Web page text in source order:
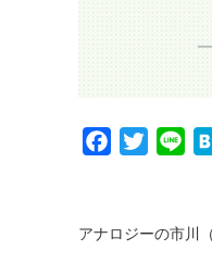
Facebook
Twitter
アナロジーの市川（